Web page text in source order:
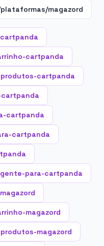
magazord
cartpanda
cartpanda
cartpanda
cartpanda
para-cartpanda
magazord
magazord